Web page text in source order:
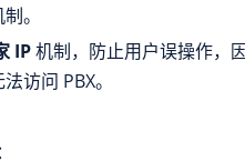
。
IP机制，防止用户误操作，
访问 PBX。